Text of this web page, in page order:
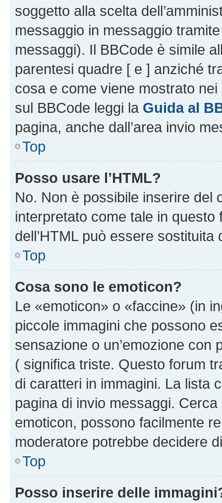
soggetto alla scelta
messaggio in messaggio
messaggi). Il BBCode è simile
parentesi quadre [ e ] anziché
cosa e come viene mostrato
sul BBCode leggi la Guida al
pagina, anche dall’area invio
Top
Posso usare l’HTML?
No. Non è possibile inserire del
interpretato come tale in
dell’HTML può essere sostituita
Top
Cosa sono le emoticon?
Le «emoticon» o «faccine» (in
piccole immagini che possono
sensazione o un’emozione
( significa triste. Questo forum
di caratteri in immagini. La lista
pagina di invio messaggi.
emoticon, possono facilmente
moderatore potrebbe decidere
Top
Posso inserire delle